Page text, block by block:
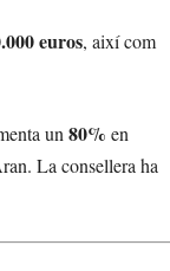
euros, així com
un 80% en
La consellera ha